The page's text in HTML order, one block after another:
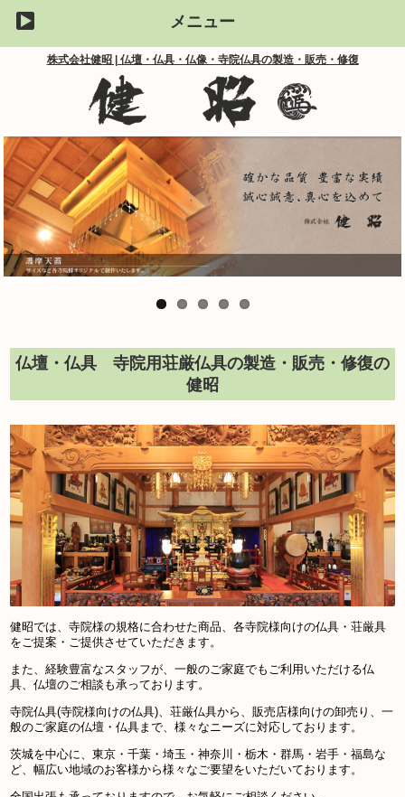
メニュー
株式会社健昭 | 仏壇・仏具・仏像・寺院仏具の製造・販売・修復
仏壇・仏具 寺院用荘厳仏具の製造・販売・修復の
健昭
健昭では、寺院様の規格に合わせた商品、各寺院様向けの仏具・荘厳具
をご提案・ご提供させていただきます。
また、経験豊富なスタッフが、一般のご家庭でもご利用いただける仏
具、仏壇のご相談も承っております。
寺院仏具(寺院様向けの仏具)、荘厳仏具から、販売店様向けの卸売り、一
般のご家庭の仏壇・仏具まで、様々なニーズに対応しております。
茨城を中心に、東京・千葉・埼玉・神奈川・栃木・群馬・岩手・福島な
ど、幅広い地域のお客様から様々なご要望をいただいております。